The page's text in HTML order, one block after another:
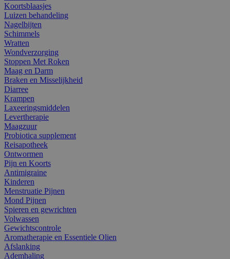
Koortsblaasjes
Luizen behandeling
Nagelbijten
Schimmels
Wratten
Wondverzorging
Stoppen Met Roken
Maag en Darm
Braken en Misselijkheid
Diarree
Krampen
Laxeeringsmiddelen
Levertherapie
Maagzuur
Probiotica supplement
Reisapotheek
Ontwormen
Pijn en Koorts
Antimigraine
Kinderen
Menstruatie Pijnen
Mond Pijnen
Spieren en gewrichten
Volwassen
Gewichtscontrole
Aromatherapie en Essentiele Olien
Afslanking
Ademhaling